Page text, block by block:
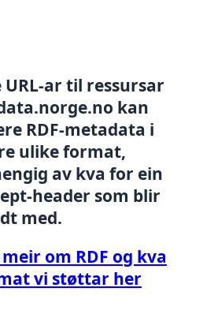
URL-ar til ressursar
kan
RDF-metadata i
ulike format,
av kva for ein
header som blir
med.
meir om RDF og kva
vi støttar her